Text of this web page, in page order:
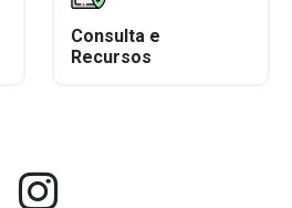
Consulta e
Recursos